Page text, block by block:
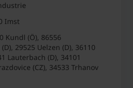
Imst
Kundl (Ö), 86556
29525 Uelzen (D), 36110
Lauterbach (D), 34101
(CZ), 34533 Trhanov